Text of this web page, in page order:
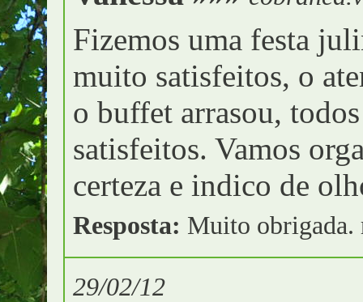
Fizemos uma festa
muito satisfeitos, o
o buffet arrasou,
satisfeitos. Vamos
certeza e indico de
Resposta: Muito obrigada.
29/02/12